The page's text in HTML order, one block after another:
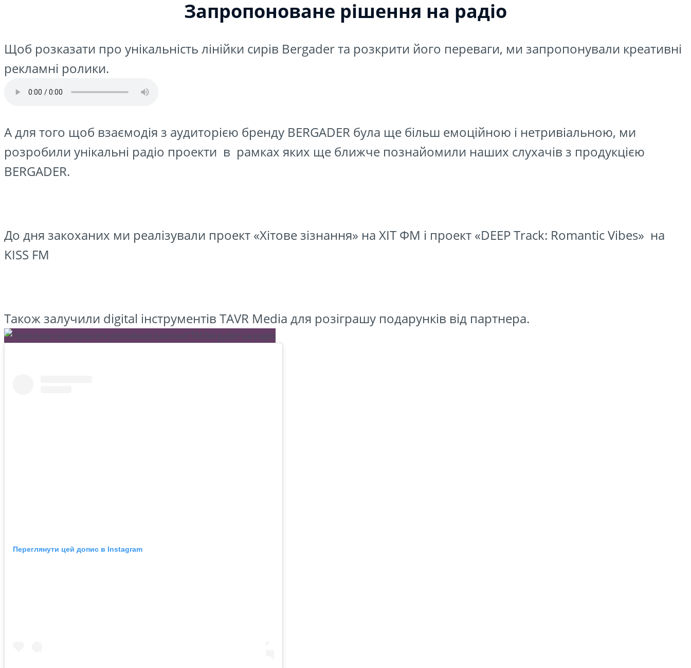
Запропоноване рішення на радіо
Щоб розказати про унікальність лінійки сирів Bergader та розкрити його переваги, ми запропонували креативні
рекламні ролики.
А для того щоб взаємодія з аудиторією бренду BERGADER була ще більш емоційною і нетривіальною, ми
розробили унікальні радіо проекти в рамках яких ще ближче познайомили наших слухачів з продукцією
BERGADER.
До дня закоханих ми реалізували проект «Хітове зізнання» на ХІТ ФМ і проект «DEEP Track: Romantic Vibes» на
KISS FM
Також залучили digital інструментів TAVR Media для розіграшу подарунків від партнера.
Переглянути цей допис в Instagram